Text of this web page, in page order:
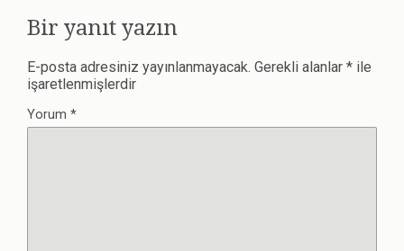
Bir yanıt yazın
E-posta adresiniz yayınlanmayacak. Gerekli alanlar * ile
işaretlenmişlerdir
Yorum *